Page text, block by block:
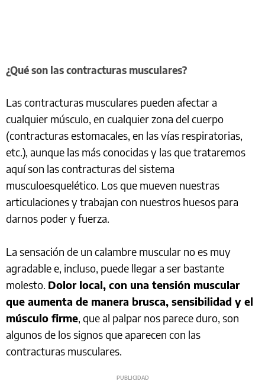
¿Qué son las contracturas musculares?
Las contracturas musculares pueden afectar a
cualquier músculo, en cualquier zona del cuerpo
(contracturas estomacales, en las vías respiratorias,
etc.), aunque las más conocidas y las que trataremos
aquí son las contracturas del sistema
musculoesquelético. Los que mueven nuestras
articulaciones y trabajan con nuestros huesos para
darnos poder y fuerza.
La sensación de un calambre muscular no es muy
agradable e, incluso, puede llegar a ser bastante
molesto. Dolor local, con una tensión muscular
que aumenta de manera brusca, sensibilidad y el
músculo firme, que al palpar nos parece duro, son
algunos de los signos que aparecen con las
contracturas musculares.